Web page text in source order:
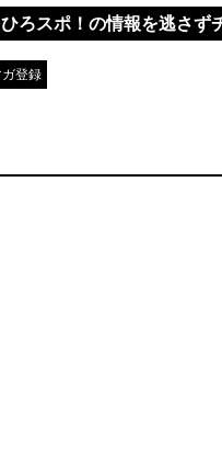
ひろスポ！の情報を逃さず